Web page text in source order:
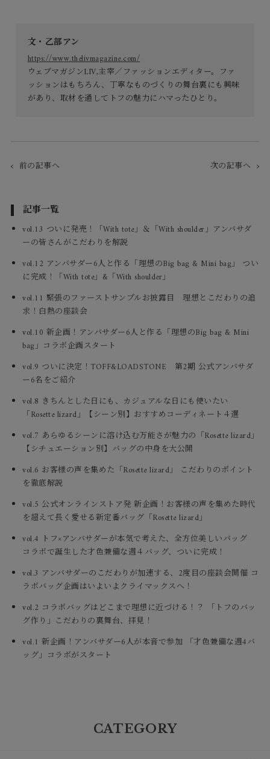
文・乙部アン
https://www.thelivmagazine.com/
ウェブマガジンLIV,主宰／ファッションエディター。ファ
ッションはもちろん、丁寧なものづくりの舞台裏にも興味
があり、取材を通してトフの魅力にハマったひとり。
前の記事へ 次の記事へ
記事一覧
vol.13 ついに発売！「With tote」＆「With shoulder」アンバサダ
ーの皆さんがこだわりを解説
vol.12 アンバサダー6人と作る「理想のBig bag & Mini bag」 つい
に完成！「With tote」&「With shoulder」
vol.11 緊張のファーストサンプルお披露目 理想とこだわりの追
求！白熱の座談会
vol.10 新企画！アンバサダー6人と作る「理想のBig bag & Mini
bag」コラボ企画スタート
vol.9 ついに決定！TOFF&LOADSTONE 第2期 公式アンバサダ
ー6名をご紹介
vol.8 きちんとした日にも、カジュアルな日にも使いたい
「Rosette lizard」【シーン別】おすすめコーディネート４選
vol.7 あらゆるシーンに溶け込む万能さが魅力の「Rosette lizard」
【シチュエーション別】バッグの中身を大公開
vol.6 お客様の声を集めた「Rosette lizard」 こだわりのポイント
を徹底解説
vol.5 公式オンラインストア発 新企画！お客様の声を集めた時代
を超えて長く愛せる新定番バッグ「Rosette lizard」
vol.4 トフ×アンバサダーが本気で考えた、全方位美しいバッグ
コラボで誕生した才色兼備な週４バッグ、ついに完成！
vol.3 アンバサダーのこだわりが加速する、2度目の座談会開催 コ
ラボバッグ企画はいよいよクライマックスへ！
vol.2 コラボバッグはどこまで理想に近づける！？ 「トフのバッ
グ作り」こだわりの裏舞台、拝見！
vol.1 新企画！アンバサダー6人が本音で参加 「才色兼備な週4バ
ッグ」コラボがスタート
CATEGORY